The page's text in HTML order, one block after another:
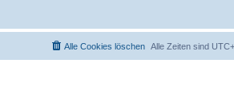
Alle Zeiten sind
Alle Cookies löschen